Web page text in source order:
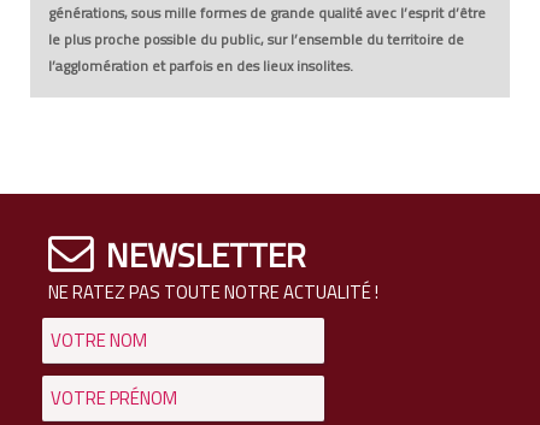
générations, sous mille formes de grande qualité avec l’esprit d’être
le plus proche possible du public, sur l’ensemble du territoire de
l’agglomération et parfois en des lieux insolites.
NEWSLETTER
NE RATEZ PAS TOUTE NOTRE ACTUALITÉ !